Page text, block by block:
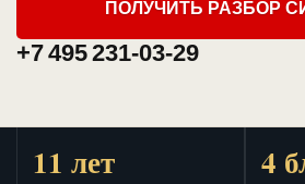
ПОЛУЧИТЬ РАЗБОР
+7 495 231-03-29
11 лет 4